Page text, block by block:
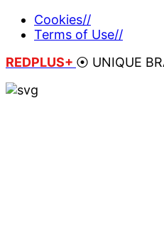
Cookies//
Terms of Use//
REDPLUS+ ⦿ UNIQUE